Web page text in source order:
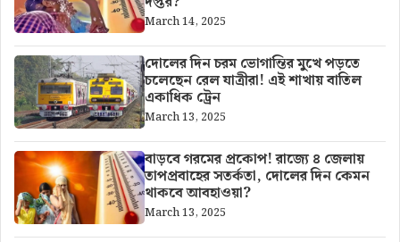
March 14, 2025
দোলের দিন চরম ভোগান্তির মুখে পড়তে
চলেছেন রেল যাত্রীরা! এই শাখায় বাতিল
একাধিক ট্রেন
March 13, 2025
বাড়বে গরমের প্রকোপ! রাজ্যে ৪ জেলায়
তাপপ্রবাহের সতর্কতা, দোলের দিন কেমন
থাকবে আবহাওয়া?
March 13, 2025